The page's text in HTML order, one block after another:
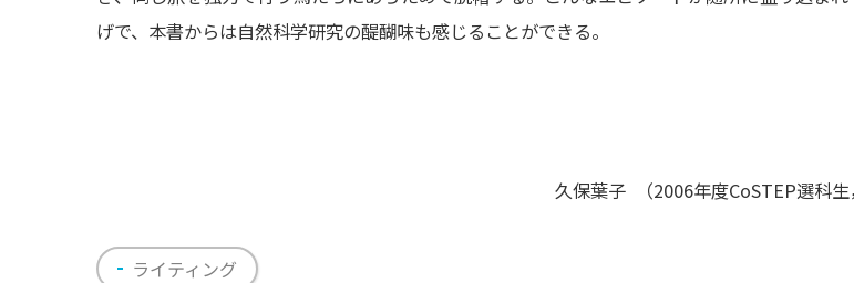
げで、本書からは自然科学研究の醍醐味も感じることができる。
久保葉子 （2006年度CoSTEP選科生
ライティング